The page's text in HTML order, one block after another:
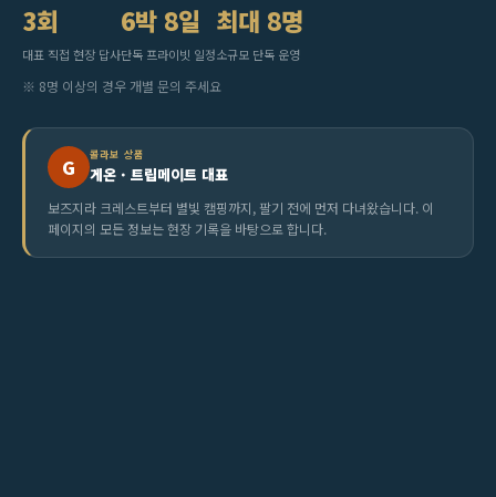
3회
대표 직접 현장 답사
6박 8일
단독 프라이빗 일정
최대 8명
소규모 단독 운영
※ 8명 이상의 경우 개별 문의 주세요
G 콜라보 상품
게온 · 트립메이트 대표
보즈지라 크레스트부터 별빛 캠핑까지, 팔기 전에 먼저 다녀왔습니다. 이
페이지의 모든 정보는 현장 기록을 바탕으로 합니다.